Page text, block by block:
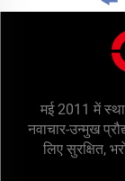
मई 2011 में
नवाचार-उन्मुख
लिए सुरक्षित,